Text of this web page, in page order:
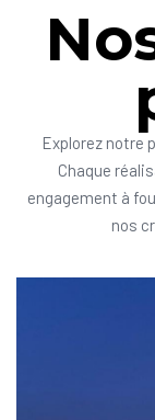
Explorez notre
Chaque
engagement à
nos